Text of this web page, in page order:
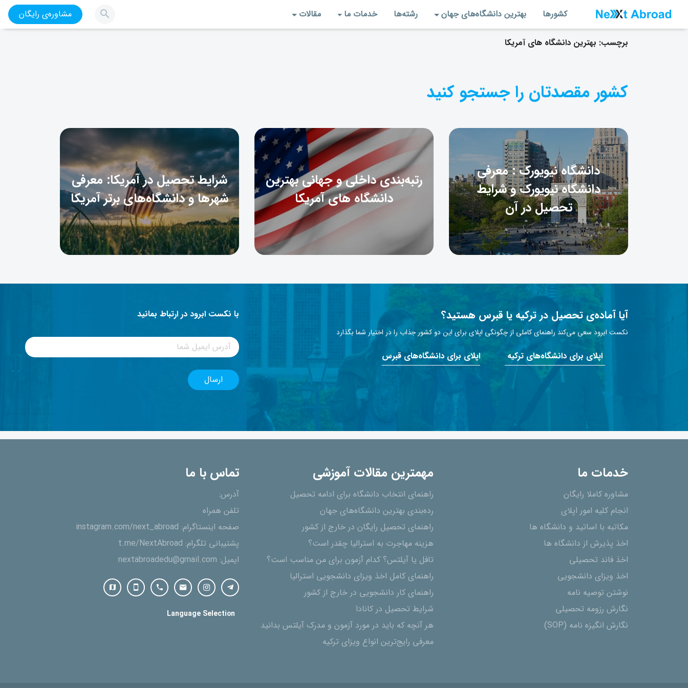
کشورها بهترین دانشگاه‌های جهان رشته‌‌ها خدمات ما مقالات مشاوره‌ی رایگان
برچسب: بهترین دانشگاه های آمریکا
کشور مقصدتان را جستجو کنید
دانشگاه نیویورک : معرفی
دانشگاه نیویورک و شرایط
تحصیل در آن
رتبه‌بندی داخلی و جهانی بهترین
دانشگاه‌ های آمریکا
شرایط تحصیل در آمریکا: معرفی
شهرها و دانشگاه‌های برتر آمریکا
آیا آماده‌ی تحصیل در ترکیه یا قبرس هستید؟
نکست ابرود سعی می‌کند راهنمای کاملی از چگونگی اپلای برای این دو کشور جذاب را در اختیار شما بگذارد
اپلای برای دانشگاه‌های ترکیه اپلای برای دانشگاه‌های قبرس
با نکست ابرود در ارتباط بمانید
خدمات ما
مشاوره کاملا رایگان
انجام کلیه امور اپلای
مکاتبه با اساتید و دانشگاه ها
اخذ پذیرش از دانشگاه ھا
اخذ فاند تحصیلی
اخذ ویزای دانشجویی
نوشتن توصیه نامه
نگارش رزومه تحصیلی
نگارش انگیزه نامه (SOP)
مهمترین مقالات آموزشی
راهنمای انتخاب دانشگاه برای ادامه تحصیل
رده‌بندی بهترین دانشگاه‌های جهان
راهنمای تحصیل رایگان در خارج از کشور
هزینه مهاجرت به استرالیا چقدر است؟
تافل یا آیلتس؟ کدام آزمون برای من مناسب است؟
راهنمای کامل اخذ ویزای دانشجویی استرالیا
راهنمای کار دانشجویی در خارج از کشور
شرایط تحصیل در کانادا
هر آنچه که باید در مورد آزمون و مدرک آیلتس بدانید
معرفی رایج‌ترین انواع ویزای ترکیه
تماس با ما
آدرس:
تلفن همراه
صفحه اینستاگرام: instagram.com/next_abroad
پشتیبانی تلگرام: t.me/NextAbroad
ایمیل: nextabroadedu@gmail.com
Language Selection